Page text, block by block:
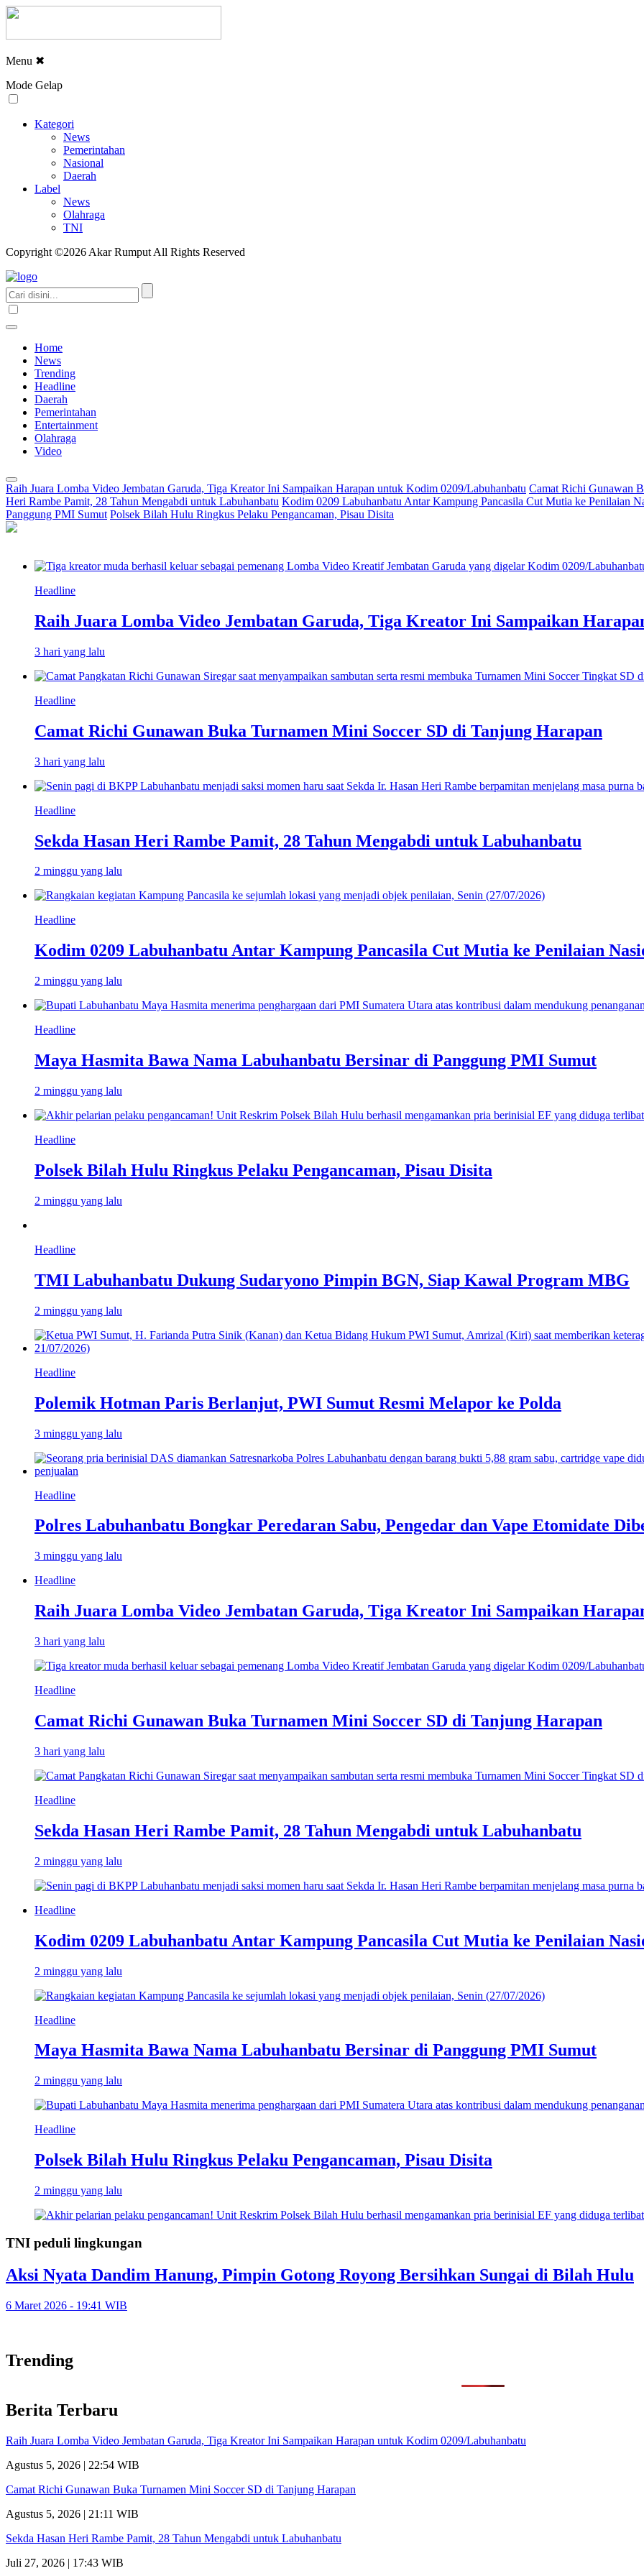
Menu ✖
Mode Gelap
Kategori
News
Pemerintahan
Nasional
Daerah
Label
News
Olahraga
TNI
Copyright ©2026 Akar Rumput All Rights Reserved
Home
News
Trending
Headline
Daerah
Pemerintahan
Entertainment
Olahraga
Video
Raih Juara Lomba Video Jembatan Garuda, Tiga Kreator Ini Sampaikan Harapan untuk Kodim 0209/Labuhanbatu Camat Richi Gunawan
Heri Rambe Pamit, 28 Tahun Mengabdi untuk Labuhanbatu Kodim 0209 Labuhanbatu Antar Kampung Pancasila Cut Mutia ke Penilaian
Panggung PMI Sumut Polsek Bilah Hulu Ringkus Pelaku Pengancaman, Pisau Disita
Headline
Raih Juara Lomba Video Jembatan Garuda, Tiga Kreator Ini Sampaikan
3 hari yang lalu
Headline
Camat Richi Gunawan Buka Turnamen Mini Soccer SD di Tanjung Harapan
3 hari yang lalu
Headline
Sekda Hasan Heri Rambe Pamit, 28 Tahun Mengabdi untuk Labuhanbatu
2 minggu yang lalu
Headline
Kodim 0209 Labuhanbatu Antar Kampung Pancasila Cut Mutia ke Penilaian
2 minggu yang lalu
Headline
Maya Hasmita Bawa Nama Labuhanbatu Bersinar di Panggung PMI Sumut
2 minggu yang lalu
Headline
Polsek Bilah Hulu Ringkus Pelaku Pengancaman, Pisau Disita
2 minggu yang lalu
Headline
TMI Labuhanbatu Dukung Sudaryono Pimpin BGN, Siap Kawal Program MBG
2 minggu yang lalu
Headline
Polemik Hotman Paris Berlanjut, PWI Sumut Resmi Melapor ke Polda
3 minggu yang lalu
Headline
Polres Labuhanbatu Bongkar Peredaran Sabu, Pengedar dan Vape Etomidate
3 minggu yang lalu
Headline
Raih Juara Lomba Video Jembatan Garuda, Tiga Kreator Ini Sampaikan
3 hari yang lalu
Headline
Camat Richi Gunawan Buka Turnamen Mini Soccer SD di Tanjung Harapan
3 hari yang lalu
Headline
Sekda Hasan Heri Rambe Pamit, 28 Tahun Mengabdi untuk Labuhanbatu
2 minggu yang lalu
Headline
Kodim 0209 Labuhanbatu Antar Kampung Pancasila Cut Mutia ke Penilaian
2 minggu yang lalu
Headline
Maya Hasmita Bawa Nama Labuhanbatu Bersinar di Panggung PMI Sumut
2 minggu yang lalu
Headline
Polsek Bilah Hulu Ringkus Pelaku Pengancaman, Pisau Disita
2 minggu yang lalu
TNI peduli lingkungan
Aksi Nyata Dandim Hanung, Pimpin Gotong Royong Bersihkan Sungai di Bilah Hulu
6 Maret 2026 - 19:41 WIB
Trending
Berita Terbaru
Raih Juara Lomba Video Jembatan Garuda, Tiga Kreator Ini Sampaikan Harapan untuk Kodim 0209/Labuhanbatu
Agustus 5, 2026 | 22:54 WIB
Camat Richi Gunawan Buka Turnamen Mini Soccer SD di Tanjung Harapan
Agustus 5, 2026 | 21:11 WIB
Sekda Hasan Heri Rambe Pamit, 28 Tahun Mengabdi untuk Labuhanbatu
Juli 27, 2026 | 17:43 WIB